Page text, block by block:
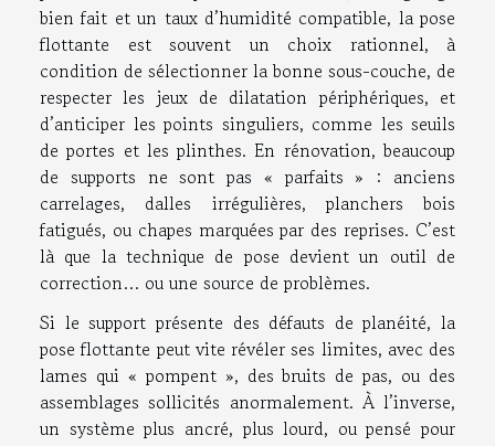
bien fait et un taux d’humidité compatible, la pose
flottante est souvent un choix rationnel, à
condition de sélectionner la bonne sous-couche, de
respecter les jeux de dilatation périphériques, et
d’anticiper les points singuliers, comme les seuils
de portes et les plinthes. En rénovation, beaucoup
de supports ne sont pas « parfaits » : anciens
carrelages, dalles irrégulières, planchers bois
fatigués, ou chapes marquées par des reprises. C’est
là que la technique de pose devient un outil de
correction… ou une source de problèmes.
Si le support présente des défauts de planéité, la
pose flottante peut vite révéler ses limites, avec des
lames qui « pompent », des bruits de pas, ou des
assemblages sollicités anormalement. À l’inverse,
un système plus ancré, plus lourd, ou pensé pour